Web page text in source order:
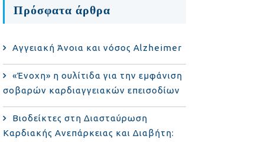
Πρόσφατα άρθρα
Αγγειακή Άνοια και νόσος Alzheimer
«Ένοχη» η ουλίτιδα για την εμφάνιση
σοβαρών καρδιαγγειακών επεισοδίων
Βιοδείκτες στη Διασταύρωση
Καρδιακής Ανεπάρκειας και Διαβήτη: